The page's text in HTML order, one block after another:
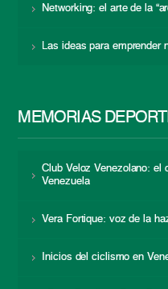
Networking: el arte de la
Las ideas para emprender
MEMORIAS
Club Veloz Venezolano:
Venezuela
Vera Fortique: voz de la
Inicios del ciclismo en